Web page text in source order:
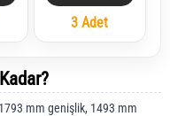
3 Adet
mm genişlik, 1493 mm